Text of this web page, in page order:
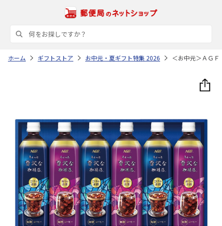
ホーム ギフトストア お中元・夏ギフト特集 2026 ＜お中元＞ＡＧ